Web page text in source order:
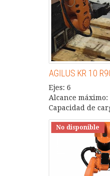
AGILUS KR 10
Ejes: 6
Alcance máximo:
Capacidad de
No disponible